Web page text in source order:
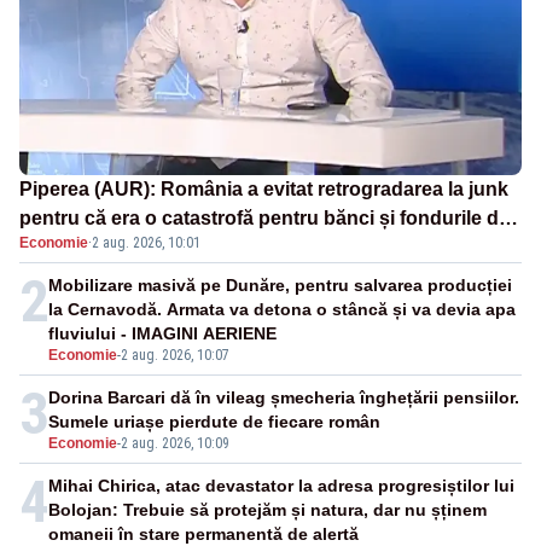
Piperea (AUR): România a evitat retrogradarea la junk
pentru că era o catastrofă pentru bănci și fondurile de
pensii
Economie·2 aug. 2026, 10:01
2
Economie-2 aug. 2026, 10:07
Mobilizare masivă pe Dunăre, pentru salvarea producției
la Cernavodă. Armata va detona o stâncă și va devia apa
fluviului - IMAGINI AERIENE
3 Economie-2 aug. 2026, 10:09
Dorina Barcari dă în vileag șmecheria înghețării pensiilor.
Sumele uriașe pierdute de fiecare român
4Mihai Chirica, atac devastator la adresa progresiștilor lui
Bolojan: Trebuie să protejăm și natura, dar nu șținem
omaneii în stare permanentă de alertă